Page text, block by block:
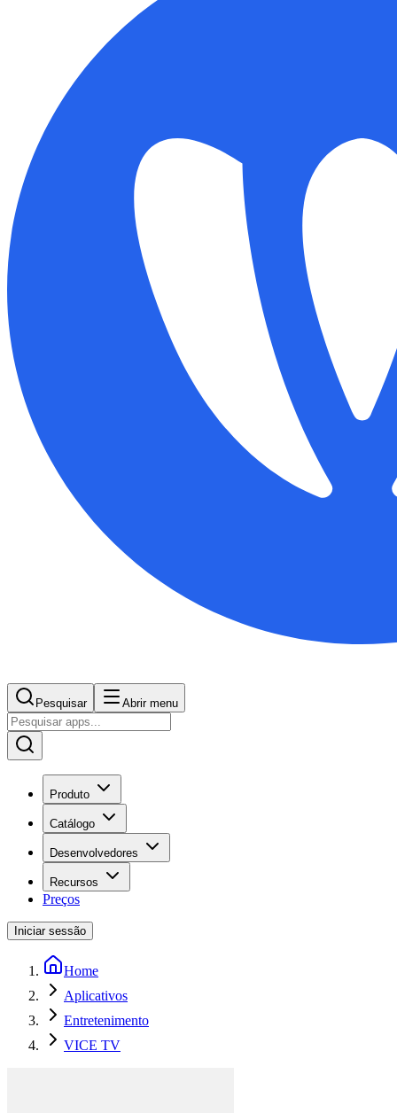
Pesquisar Abrir menu
Produto
Catálogo
Desenvolvedores
Recursos
Preços
Iniciar sessão
Home
Aplicativos
Entretenimento
VICE TV